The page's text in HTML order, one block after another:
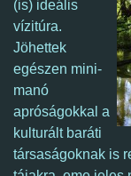
(is) ideális
vízitúra.
Jöhettek
egészen mini-
manó
apróságokkal a
kulturált baráti
társaságoknak is